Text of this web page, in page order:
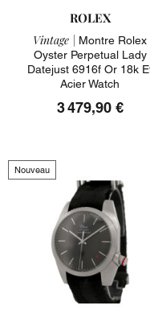
ROLEX
Vintage | Montre Rolex
Oyster Perpetual Lady
Datejust 6916f Or 18k
Acier Watch
3 479,90 €
Nouveau